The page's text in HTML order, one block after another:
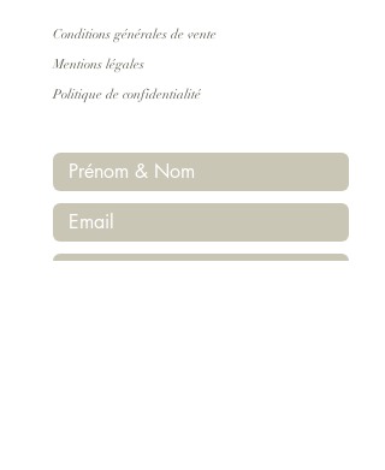
​Conditions générales de vente
Mentions légales
Politique de confidentialité